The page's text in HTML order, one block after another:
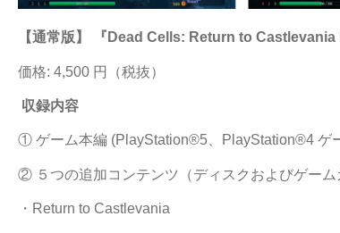
【通常版】 『Dead Cells: Return to Castlevania
価格: 4,500 円（税抜）
収録内容
① ゲーム本編 (PlayStation®5、PlayStation®4 ゲ
② ５つの追加コンテンツ（ディスクおよびゲーム
・Return to Castlevania